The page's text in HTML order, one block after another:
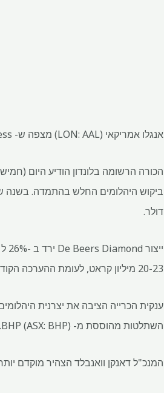
אנגלו אמריקאי (LON: AAL) מצפה ש- De Beers Diamond Business שלה לרשום פגיעה בתוך מכירות יהלומים בירידה.
הכורה הרשומה בלונדון הודיע ​​היום
דולר.
20-23 מיליון קראט, לעומת ההערכה הקודמת של 30-33 מיליון קראט. אנגלו צופה אובדן שולי עבור עסק היהלומים בשנת 2024.
ענקית הכרייה הציבה את יצרנית
השתלטות מהוססת מ- BHP (ASX: BHP).
המנכ"ל דאנקן וואנבלד הצהיר מוקדם